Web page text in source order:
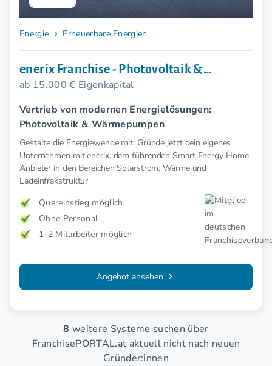
Energie Erneuerbare Energien
enerix Franchise - Photovoltaik &
Wärmepumpe
ab 15.000 € Eigenkapital
Vertrieb von modernen Energielösungen:
Photovoltaik & Wärmepumpen
Gestalte die Energiewende mit: Gründe jetzt dein eigenes
Unternehmen mit enerix, dem führenden Smart Energy Home
Anbieter in den Bereichen Solarstrom, Wärme und
Ladeinfrakstruktur
Quereinstieg möglich
Ohne Personal
1-2 Mitarbeiter möglich
Angebot ansehen
8 weitere Systeme suchen über
FranchisePORTAL.at aktuell nicht nach neuen
Gründer:innen